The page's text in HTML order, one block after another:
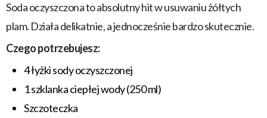
Soda oczyszczona to absolutny hit w usuwaniu żółtych
plam. Działa delikatnie, a jednocześnie bardzo skutecznie.
Czego potrzebujesz:
4 łyżki sody oczyszczonej
1 szklanka ciepłej wody (250 ml)
Szczoteczka